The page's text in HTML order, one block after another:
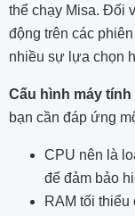
thể chạy Misa. Đối
động trên các
nhiều sự lựa chọn
Cấu hình máy tính
bạn cần đáp ứng
CPU nên là
để đảm bảo
RAM tối